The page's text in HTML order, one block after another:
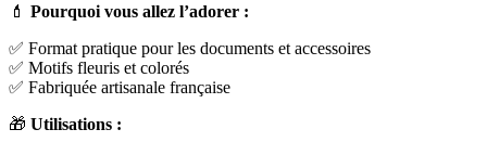
💄 Pourquoi vous allez l’adorer :
✅ Format pratique pour les documents et accessoires
✅ Motifs fleuris et colorés
✅ Fabriquée artisanale française
🎁 Utilisations :